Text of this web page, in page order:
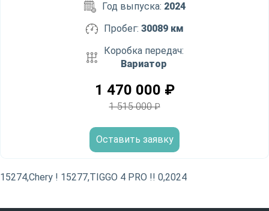
Год выпуска: 2024
Пробег: 30089 км
Коробка передач:
Вариатор
1 470 000 ₽
1 515 000₽
Оставить заявку
15274,Chery ! 15277,TIGGO 4 PRO !! 0,2024